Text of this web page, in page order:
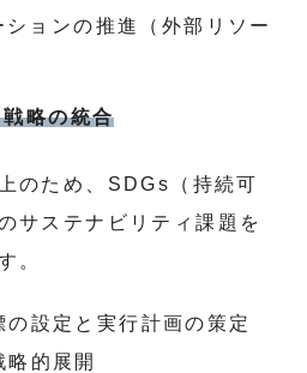
ョンの推進（外部リソー
略の統合
のため、SDGs（持続可
サステナビリティ課題を
。
設定と実行計画の策定
的展開